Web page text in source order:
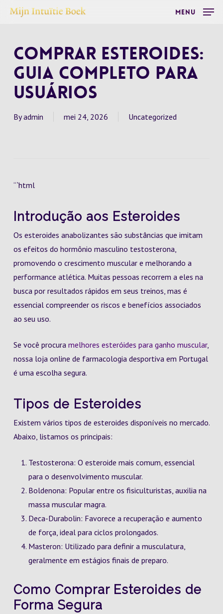
Skip
content
Menu
Comprar Esteroides:
Guia Completo para
Usuários
By admin mei 24, 2026 Uncategorized
“`html
Introdução aos Esteroides
Os esteroides anabolizantes são substâncias que imitam
os efeitos do hormônio masculino testosterona,
promovendo o crescimento muscular e melhorando a
performance atlética. Muitas pessoas recorrem a eles na
busca por resultados rápidos em seus treinos, mas é
essencial compreender os riscos e benefícios associados
ao seu uso.
Se você procura melhores esteróides para ganho muscular,
nossa loja online de farmacologia desportiva em Portugal
é uma escolha segura.
Tipos de Esteroides
Existem vários tipos de esteroides disponíveis no mercado.
Abaixo, listamos os principais:
Testosterona: O esteroide mais comum, essencial
para o desenvolvimento muscular.
Boldenona: Popular entre os fisiculturistas, auxilia na
massa muscular magra.
Deca-Durabolin: Favorece a recuperação e aumento
de força, ideal para ciclos prolongados.
Masteron: Utilizado para definir a musculatura,
geralmente em estágios finais de preparo.
Como Comprar Esteroides de
Forma Segura